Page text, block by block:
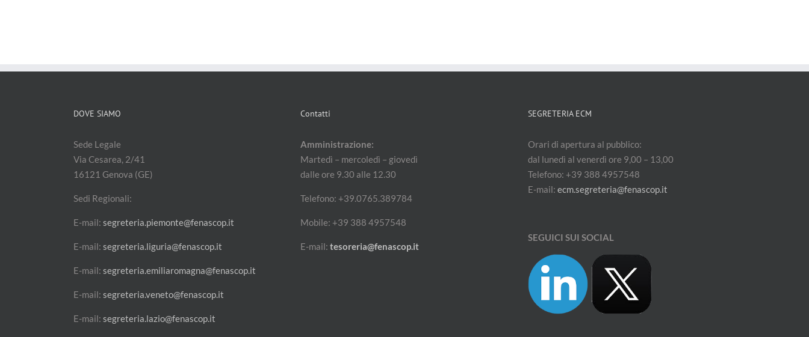
DOVE SIAMO
Sede Legale
Via Cesarea, 2/41
16121 Genova (GE)
Sedi Regionali:
E-mail: segreteria.piemonte@fenascop.it
E-mail: segreteria.liguria@fenascop.it
E-mail: segreteria.emiliaromagna@fenascop.it
E-mail: segreteria.veneto@fenascop.it
E-mail: segreteria.lazio@fenascop.it
Contatti
Amministrazione:
Martedì – mercoledì – giovedì
dalle ore 9.30 alle 12.30
Telefono: +39.0765.389784
Mobile: +39 388 4957548
E-mail: tesoreria@fenascop.it
SEGRETERIA ECM
Orari di apertura al pubblico:
dal lunedì al venerdì ore 9,00 – 13,00
Telefono: +39 388 4957548
E-mail: ecm.segreteria@fenascop.it
SEGUICI SUI SOCIAL